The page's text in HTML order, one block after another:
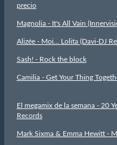
precio
Magnolia - It's All Vain
Alizée - Moi… Lolita (Davi-DJ
Sash! - Rock the block
Camilia - Get Your Thing
El megamix de la semana - 20
Records
Mark Sixma & Emma Hewitt -